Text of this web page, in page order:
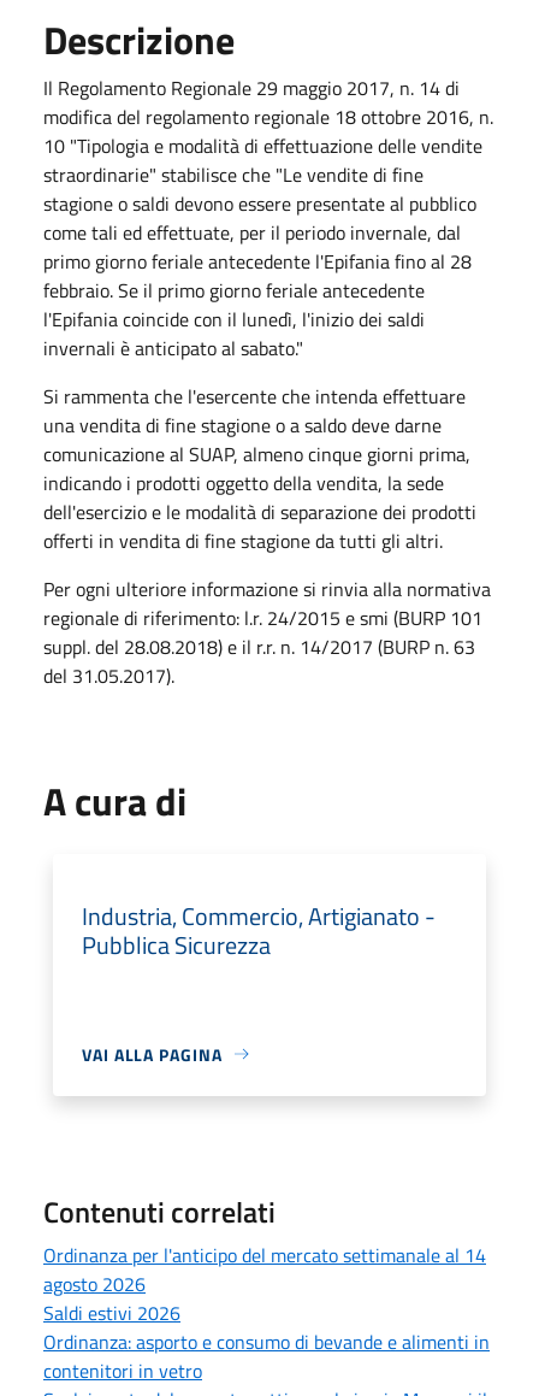
Descrizione
Il Regolamento Regionale 29 maggio 2017, n. 14 di
modifica del regolamento regionale 18 ottobre 2016, n.
10 "Tipologia e modalità di effettuazione delle vendite
straordinarie" stabilisce che "Le vendite di fine
stagione o saldi devono essere presentate al pubblico
come tali ed effettuate, per il periodo invernale, dal
primo giorno feriale antecedente l'Epifania fino al 28
febbraio. Se il primo giorno feriale antecedente
l'Epifania coincide con il lunedì, l'inizio dei saldi
invernali è anticipato al sabato."
Si rammenta che l'esercente che intenda effettuare
una vendita di fine stagione o a saldo deve darne
comunicazione al SUAP, almeno cinque giorni prima,
indicando i prodotti oggetto della vendita, la sede
dell'esercizio e le modalità di separazione dei prodotti
offerti in vendita di fine stagione da tutti gli altri.
Per ogni ulteriore informazione si rinvia alla normativa
regionale di riferimento: l.r. 24/2015 e smi (BURP 101
suppl. del 28.08.2018) e il r.r. n. 14/2017 (BURP n. 63
del 31.05.2017).
A cura di
Industria, Commercio, Artigianato -
Pubblica Sicurezza
VAI ALLA PAGINA
Contenuti correlati
Ordinanza per l'anticipo del mercato settimanale al 14
agosto 2026
Saldi estivi 2026
Ordinanza: asporto e consumo di bevande e alimenti in
contenitori in vetro